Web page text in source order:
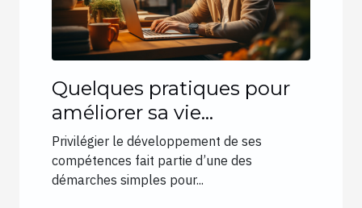
Quelques pratiques pour
améliorer sa vie
professionnelle
Privilégier le développement de ses
compétences fait partie d’une des
démarches simples pour...